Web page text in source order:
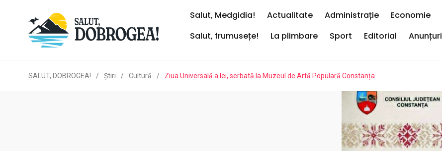
Salut, Medgidia! Actualitate Administrație Economie
Salut, frumusețe!
La plimbare Sport Editorial Anunțuri
SALUT, DOBROGEA! / Ştiri / Cultură / Ziua Universală a Iei, serbată la Muzeul de Artă Populară Constanța